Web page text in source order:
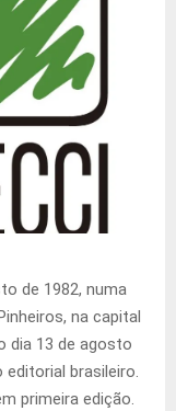
de 1982, numa
na capital
dia 13 de agosto
brasileiro.
primeira edição.